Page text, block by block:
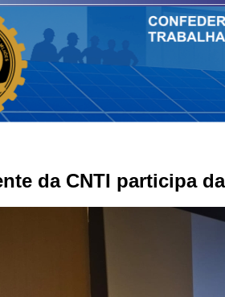
da CNTI participa